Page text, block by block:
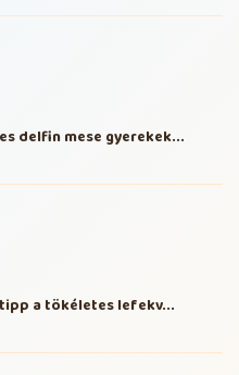
delfin mese gyerekek...
a tökéletes lefekv...